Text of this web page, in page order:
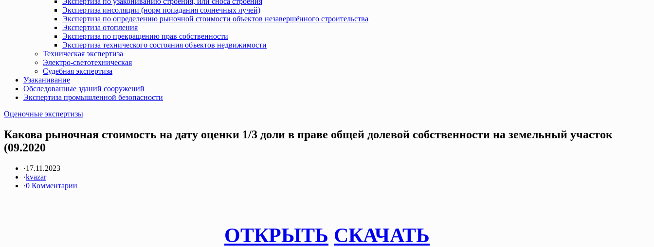
Экспертиза инсоляции (норм попадания солнечных лучей)
Экспертиза по определению рыночной стоимости объектов незавершённого строительства
Экспертиза отопления
Экспертиза по прекращению прав собственности
Экспертиза технического состояния объектов недвижимости
Техническая экспертиза
Электро-светотехническая
Судебная экспертиза
Узаканивание
Обследованные зданий сооружений
Экспертиза промышленной безопасности
Оценочные экспертизы
Какова рыночная стоимость на дату оценки 1/3 доли в праве общей долевой собственности на земельный участок
(09.2020
·17.11.2023
·kvazar
·0 Комментарии
ОТКРЫТЬ СКАЧАТЬ